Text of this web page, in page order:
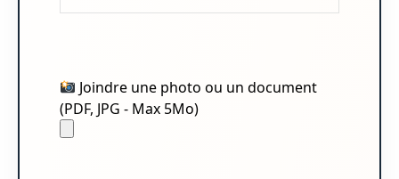
Joindre une photo ou un document
(PDF, JPG - Max 5Mo)